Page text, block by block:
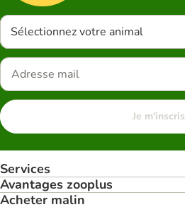
Sélectionnez votre animal
Je m'inscris
Services
Avantages zooplus
Acheter malin